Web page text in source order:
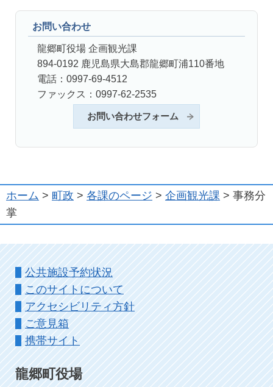
お問い合わせ
龍郷町役場 企画観光課
894-0192 鹿児島県大島郡龍郷町浦110番地
電話：0997-69-4512
ファックス：0997-62-2535
お問い合わせフォーム
ホーム > 町政 > 各課のページ > 企画観光課 > 事務分
掌
公共施設予約状況
このサイトについて
アクセシビリティ方針
ご意見箱
携帯サイト
龍郷町役場